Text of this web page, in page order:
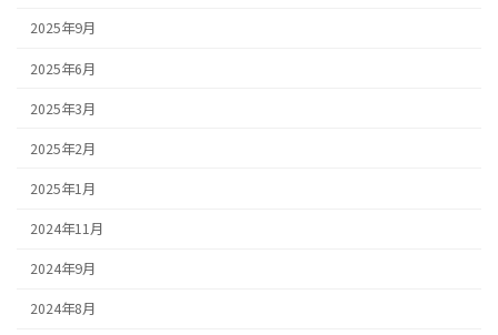
2025年9月
2025年6月
2025年3月
2025年2月
2025年1月
2024年11月
2024年9月
2024年8月